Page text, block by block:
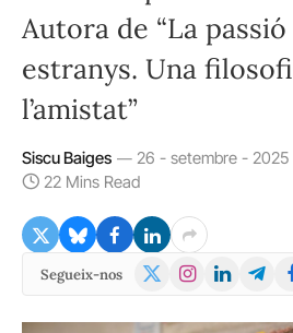
Autora de “La
estranys. Una
l’amistat”
Siscu Baiges
26 - setembre - 2025
22 Mins Read
Segueix-nos
X
Instagram
LinkedIn